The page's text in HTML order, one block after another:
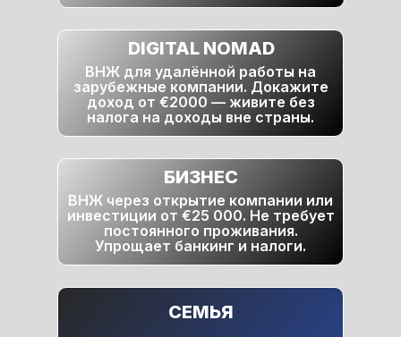
СЕМЬЯ
БИЗНЕС
ВНЖ через открытие компании или
инвестиции от €25 000. Не требует
постоянного проживания.
Упрощает банкинг и налоги.
DIGITAL NOMAD
ВНЖ для удалённой работы на
зарубежные компании. Докажите
доход от €2000 — живите без
налога на доходы вне страны.